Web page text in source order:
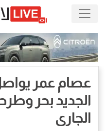
عصام عمر
الجديد بحر
الجارى